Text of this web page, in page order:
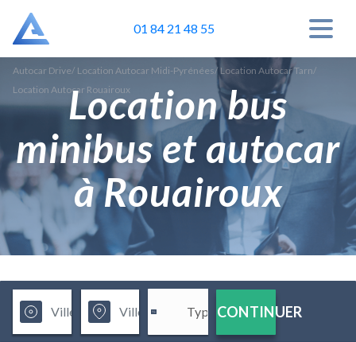
01 84 21 48 55
Autocar Drive/ Location Autocar Midi-Pyrénées/ Location Autocar Tarn/
Location Autocar Rouairoux
Location bus
minibus et autocar
à Rouairoux
CONTINUER